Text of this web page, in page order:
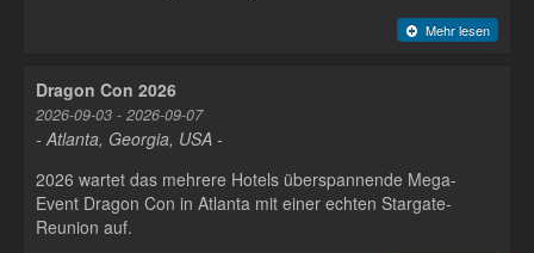
Mehr lesen
Dragon Con 2026
2026-09-03 - 2026-09-07
- Atlanta, Georgia, USA -
2026 wartet das mehrere Hotels überspannende Mega-
Event Dragon Con in Atlanta mit einer echten Stargate-
Reunion auf.